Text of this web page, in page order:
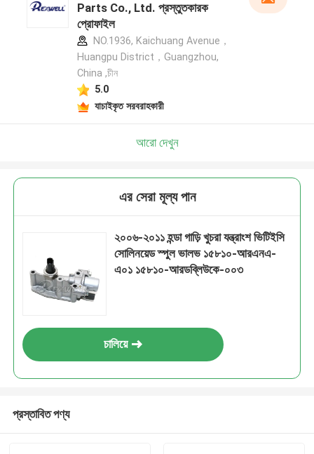
Parts Co., Ltd. প্রস্তুতকারক
প্রোফাইল
NO.1936, Kaichuang Avenue，
Huangpu District，Guangzhou,
China ,চীন
5.0
যাচাইকৃত সরবরাহকারী
আরো দেখুন
এর সেরা মূল্য পান
২০০৬-২০১১ হন্ডা গাড়ি খুচরা যন্ত্রাংশ ভিটিইসি
সোলিনয়েড স্পুল ভালভ ১৫৮১০-আরএনএ-
এ০১ ১৫৮১০-আরডব্লিউকে-০০৩
চালিয়ে
প্রস্তাবিত পণ্য